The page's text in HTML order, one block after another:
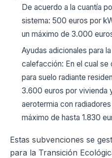
De acuerdo a la cuantía
sistema: 500 euros por
un máximo de 3.000
Ayudas adicionales para
calefacción: En el cual
para suelo radiante
3.600 euros por vivienda
aerotermia con
máximo de hasta 1.830
Estas subvenciones se
para la Transición